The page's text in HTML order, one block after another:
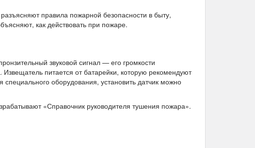
правила пожарной безопасности в быту,
как действовать при пожаре.
звуковой сигнал — его громкости
питается от батарейки, которую рекомендуют
оборудования, установить датчик можно
«Справочник руководителя тушения пожара».